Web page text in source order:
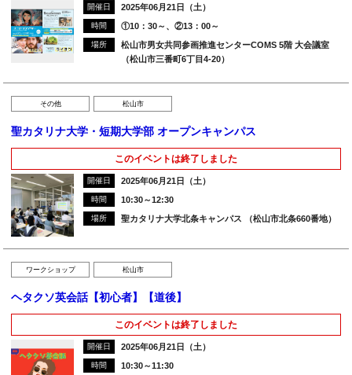
開催日 2025年06月21日（土）
時間 ①10：30～、②13：00～
場所
松山市男女共同参画推進センターCOMS 5階 大会議室
（松山市三番町6丁目4-20）
その他 松山市
聖カタリナ大学・短期大学部 オープンキャンパス
このイベントは終了しました
開催日 2025年06月21日（土）
時間 10:30～12:30
場所 聖カタリナ大学北条キャンパス （松山市北条660番地）
ワークショップ 松山市
ヘタクソ英会話【初心者】【道後】
このイベントは終了しました
開催日 2025年06月21日（土）
時間 10:30～11:30